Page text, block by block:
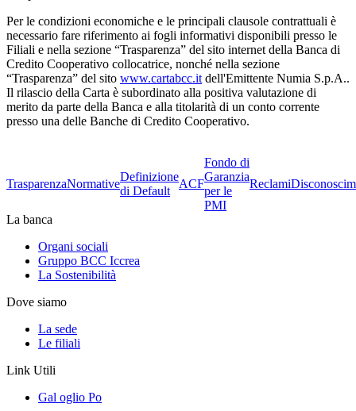
Per le condizioni economiche e le principali clausole contrattuali è
necessario fare riferimento ai fogli informativi disponibili presso le
Filiali e nella sezione “Trasparenza” del sito internet della Banca di
Credito Cooperativo collocatrice, nonché nella sezione
“Trasparenza” del sito www.cartabcc.it dell'Emittente Numia S.p.A..
Il rilascio della Carta è subordinato alla positiva valutazione di
merito da parte della Banca e alla titolarità di un conto corrente
presso una delle Banche di Credito Cooperativo.
TrasparenzaNormative
Definizione
di Default
ACF
Fondo di
Garanzia
per le
PMI
Reclami
La banca
Organi sociali
Gruppo BCC Iccrea
La Sostenibilità
Dove siamo
La sede
Le filiali
Link Utili
Gal oglio Po